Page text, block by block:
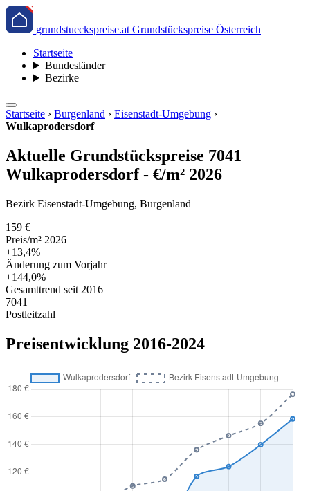
grundstueckspreise.at Grundstückspreise Österreich
Startseite
Bundesländer
Bezirke
Startseite › Burgenland › Eisenstadt-Umgebung ›
Wulkaprodersdorf
Aktuelle Grundstückspreise 7041
Wulkaprodersdorf - €/m² 2026
Bezirk Eisenstadt-Umgebung, Burgenland
159 €
Preis/m² 2026
+13,4%
Änderung zum Vorjahr
+144,0%
Gesamttrend seit 2016
7041
Postleitzahl
Preisentwicklung 2016-2024